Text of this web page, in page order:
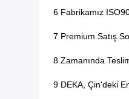
6 Fabrikamız
7 Premium Satış
8 Zamanında
9 DEKA, Çin'deki